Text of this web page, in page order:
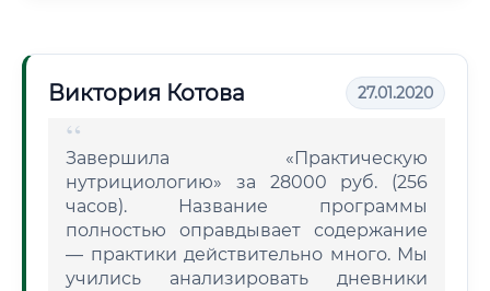
Виктория Котова 27.01.2020
Завершила «Практическую
нутрициологию» за 28000 руб. (256
часов). Название программы
полностью оправдывает содержание
— практики действительно много. Мы
учились анализировать дневники